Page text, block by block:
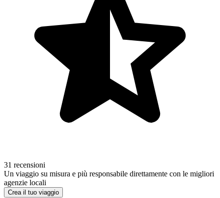
31 recensioni
Un viaggio su misura e più responsabile direttamente con le migliori
agenzie locali
Crea il tuo viaggio